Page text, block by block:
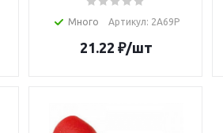
Много Артикул: 2A69P
21.22 ₽/шт